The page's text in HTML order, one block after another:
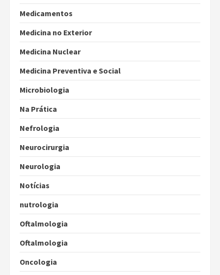
Medicamentos
Medicina no Exterior
Medicina Nuclear
Medicina Preventiva e Social
Microbiologia
Na Prática
Nefrologia
Neurocirurgia
Neurologia
Notícias
nutrologia
Oftalmologia
Oftalmologia
Oncologia